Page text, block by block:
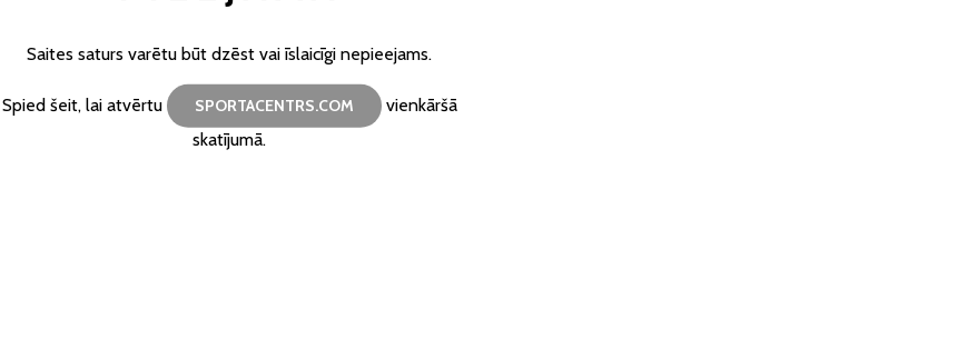
Saites saturs varētu būt dzēst vai īslaicīgi nepieejams.
Spied šeit, lai atvērtu SPORTACENTRS.COM
vienkāršā
skatījumā.